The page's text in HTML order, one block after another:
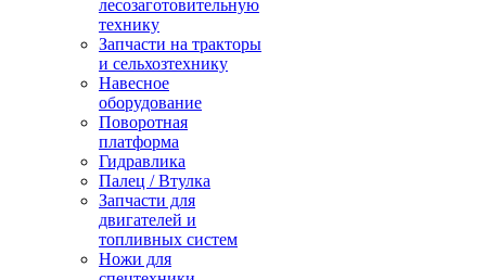
лесозаготовительную
технику
Запчасти на тракторы
и сельхозтехнику
Навесное
оборудование
Поворотная
платформа
Гидравлика
Палец / Втулка
Запчасти для
двигателей и
топливных систем
Ножи для